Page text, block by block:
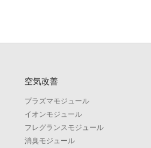
空気改善
プラズマモジュール
イオンモジュール
フレグランスモジュール
消臭モジュール